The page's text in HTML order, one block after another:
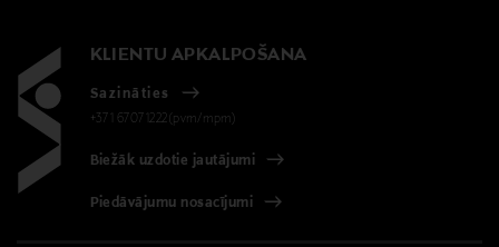
KLIENTU APKALPOŠANA
Sazināties
+371 67071222(pvm/mpm)
Biežāk uzdotie jautājumi
Piedāvājumu nosacījumi